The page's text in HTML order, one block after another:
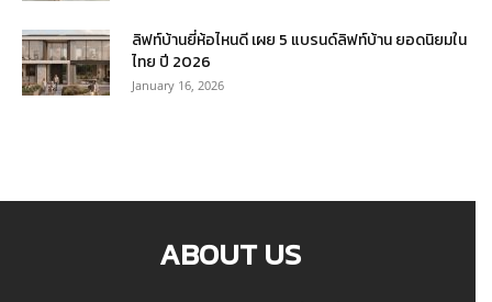
ลิฟท์บ้านยี่ห้อไหนดี เผย 5 แบรนด์ลิฟท์บ้าน ยอดนิยมใน
ไทย ปี 2026
January 16, 2026
ABOUT US